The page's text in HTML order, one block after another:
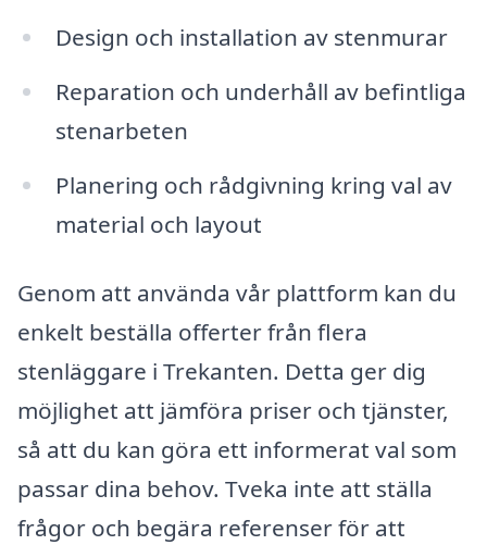
Design och installation av stenmurar
Reparation och underhåll av befintliga
stenarbeten
Planering och rådgivning kring val av
material och layout
Genom att använda vår plattform kan du
enkelt beställa offerter från flera
stenläggare i Trekanten. Detta ger dig
möjlighet att jämföra priser och tjänster,
så att du kan göra ett informerat val som
passar dina behov. Tveka inte att ställa
frågor och begära referenser för att